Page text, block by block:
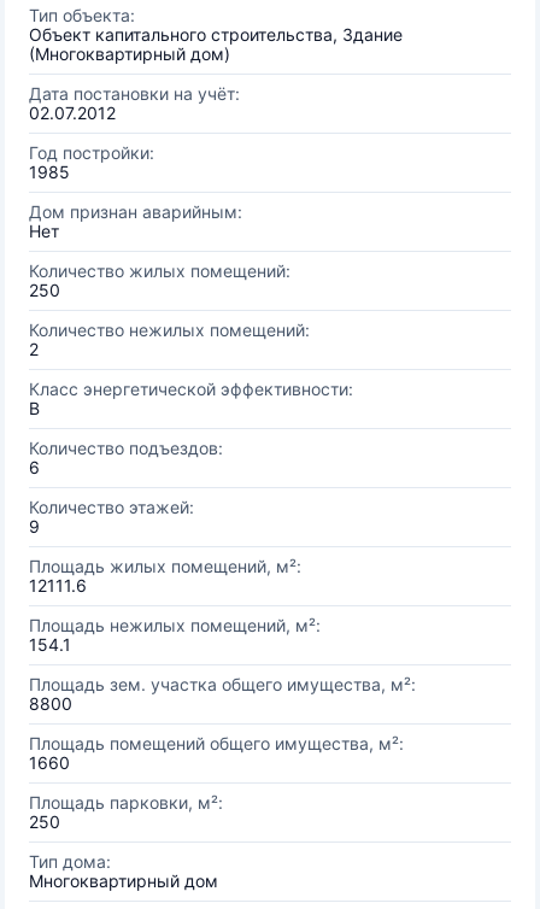
Тип объекта:
Объект капитального строительства, Здание
(Многоквартирный дом)
Дата постановки на учёт:
02.07.2012
Год постройки:
1985
Дом признан аварийным:
Нет
Количество жилых помещений:
250
Количество нежилых помещений:
2
Класс энергетической эффективности:
B
Количество подъездов:
6
Количество этажей:
9
Площадь жилых помещений, м²:
12111.6
Площадь нежилых помещений, м²:
154.1
Площадь зем. участка общего имущества, м²:
8800
Площадь помещений общего имущества, м²:
1660
Площадь парковки, м²:
250
Тип дома:
Многоквартирный дом